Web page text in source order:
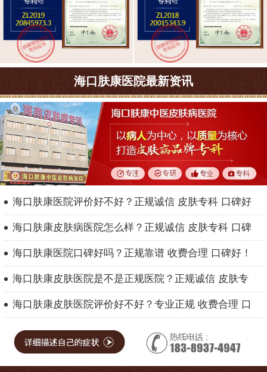
海口肤康医院最新资讯
海口肤康医院评价好不好？正规诚信 皮肤专科 口碑好
海口肤康皮肤病医院怎么样？正规诚信 皮肤专科 口碑
海口肤康医院口碑好吗？正规靠谱 收费合理 口碑好！
海口肤康皮肤医院是不是正规医院？正规诚信 皮肤专
海口肤康皮肤医院评价好不好？专业正规 收费合理 口